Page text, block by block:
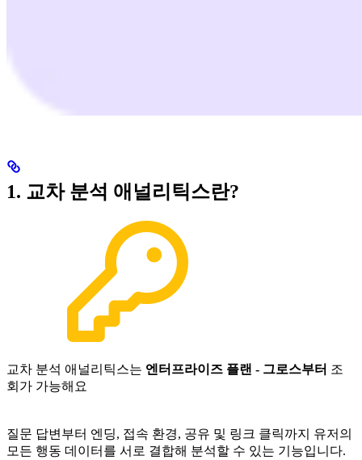
1. 교차 분석 애널리틱스란?
교차 분석 애널리틱스는 엔터프라이즈 플랜 - 그로스부터 조
회가 가능해요
질문 답변부터 엔딩, 접속 환경, 공유 및 링크 클릭까지 유저의
모든 행동 데이터를 서로 결합해 분석할 수 있는 기능입니다.